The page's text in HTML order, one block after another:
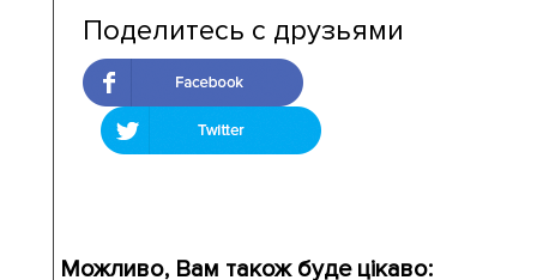
Поделитесь с друзьями
Можливо, Вам також буде цікаво: